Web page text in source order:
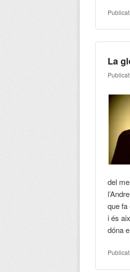
La
del
que fa
i és
dóna